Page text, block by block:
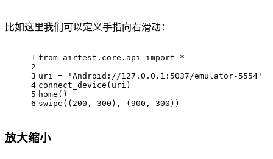
比如这里我们可以定义手指向右滑动：
1
2
3
4
5
6
from airtest.core.api import *
uri =
'Android://127.0.0.1:5037/emulator-5554'
connect_device(uri)
home()
swipe(( 200 , 300 ), ( 900 , 300 ))
放大缩小